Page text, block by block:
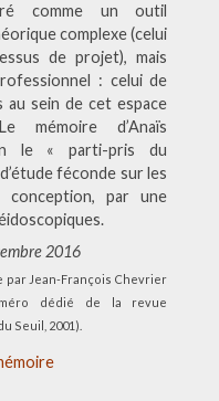
comme un outil
complexe (celui
de projet), mais
: celui de
au sein de cet espace
mémoire d’Anaïs
le « parti-pris du
féconde sur les
conception, par une
2016
par Jean-François Chevrier
dédié de la revue
Seuil, 2001).